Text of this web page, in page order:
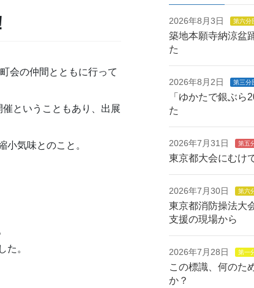
会の仲間とともに行って
ということもあり、出展
気味とのこと。
た。
2026年8月3日 第六分
築地本願寺納涼盆
た
2026年8月2日 第三分
「ゆかたで銀ぶら
た
2026年7月31日 第五
東京都大会にむけ
2026年7月30日 第六
東京都消防操法大
支援の現場から
2026年7月28日 第一
この標識、何のた
か？